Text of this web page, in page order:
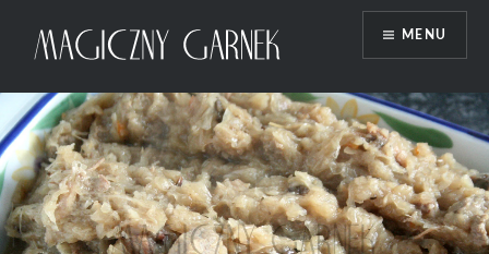
Magiczny Garnek
MENU